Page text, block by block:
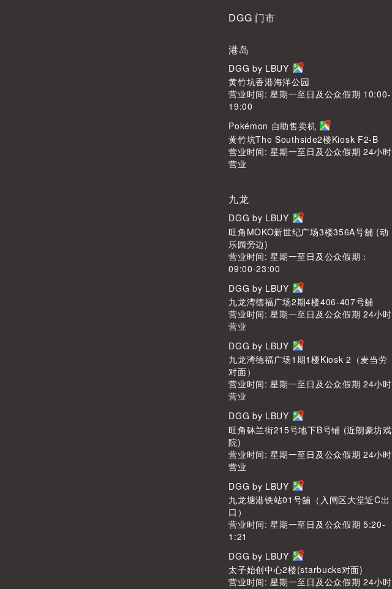
DGG 门市
港岛
DGG by LBUY
黄竹坑香港海洋公园
营业时间: 星期一至日及公众假期 10:00-
19:00
Pokémon 自助售卖机
黄竹坑The Southside2楼Kiosk F2-B
营业时间: 星期一至日及公众假期 24小时
营业
九龙
DGG by LBUY
旺角MOKO新世纪广场3楼356A号舖 (动
乐园旁边)
营业时间: 星期一至日及公众假期：
09:00-23:00
DGG by LBUY
九龙湾德福广场2期4楼406-407号舖
营业时间: 星期一至日及公众假期 24小时
营业
DGG by LBUY
九龙湾德福广场1期1楼Kiosk 2（麦当劳
对面）
营业时间: 星期一至日及公众假期 24小时
营业
DGG by LBUY
旺角砵兰街215号地下B号铺 (近朗豪坊戏
院)
营业时间: 星期一至日及公众假期 24小时
营业
DGG by LBUY
九龙塘港铁站01号舖（入闸区大堂近C出
口）
营业时间: 星期一至日及公众假期 5:20-
1:21
DGG by LBUY
太子始创中心2楼(starbucks对面)
营业时间: 星期一至日及公众假期 24小时